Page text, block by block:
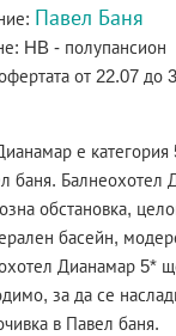
Павел Баня
HB - полупансион
от 22.07 до
е категория
баня. Балнеохотел
обстановка,
басейн,
Дианамар 5*
за да се
в Павел баня.